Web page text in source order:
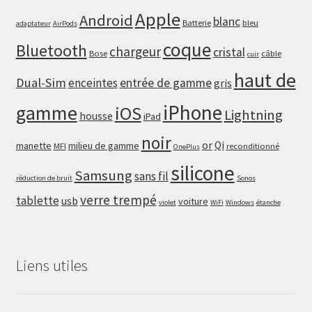
adaptateur AirPods AndroidApple Batterie blanc bleu
Bluetooth Bose chargeurcoquecristal cuir câble
Dual-Simenceintes entrée de gammegris haut de
gamme housse iOSiPad iPhone Lightning
manette MFI milieu de gamme noir OnePlus orQi reconditionné
réduction de bruit Samsungsans fil silicone Sonos
tablette usb verre trempé violet voiture WiFi Windows étanche
Liens utiles